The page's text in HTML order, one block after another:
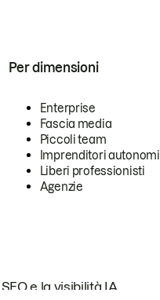
Per dimensioni
Enterprise
Fascia media
Piccoli team
Imprenditori autonomi
Liberi professionisti
Agenzie
e la visibilità IA.